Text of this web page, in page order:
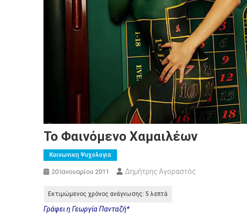
Το Φαινόμενο Χαμαιλέων
Κοινωνικη Ψυχολογια
20 Ιανουαρίου 2011 Δημήτρης Αγοραστός
Γράφει η Γεωργία Πανταζή*